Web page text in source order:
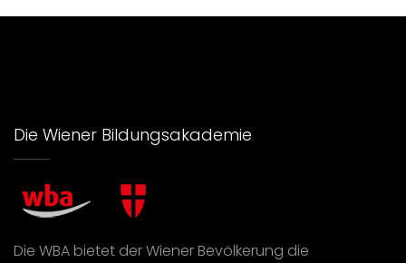
Die Wiener Bildungsakademie
Die WBA bietet der Wiener Bevölkerung die